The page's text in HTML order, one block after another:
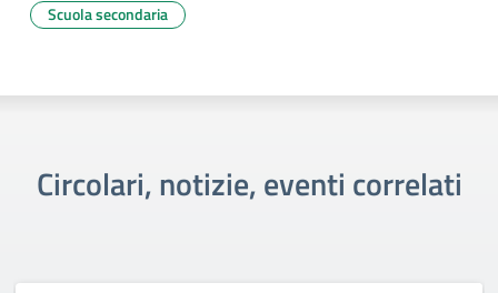
Scuola secondaria
Circolari, notizie, eventi correlati